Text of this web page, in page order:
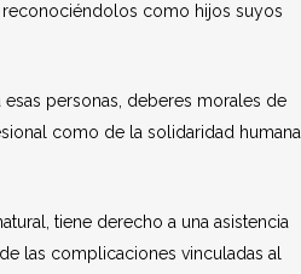
reconociéndolos como hijos suyos
personas, deberes morales de
como de la solidaridad humana
tiene derecho a una asistencia
las complicaciones vinculadas al